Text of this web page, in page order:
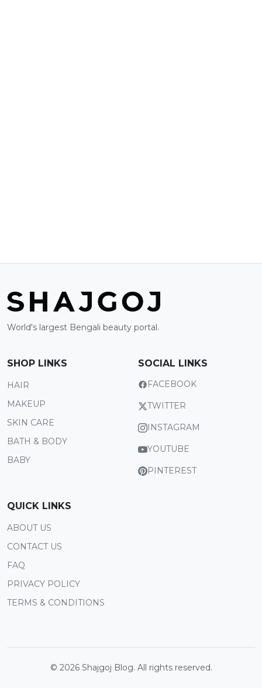
World's largest Bengali beauty portal.
SHOP LINKS
HAIR
MAKEUP
SKIN CARE
BATH & BODY
BABY
SOCIAL LINKS
FACEBOOK
TWITTER
INSTAGRAM
YOUTUBE
PINTEREST
QUICK LINKS
ABOUT US
CONTACT US
FAQ
PRIVACY POLICY
TERMS & CONDITIONS
© 2026 Shajgoj Blog. All rights reserved.